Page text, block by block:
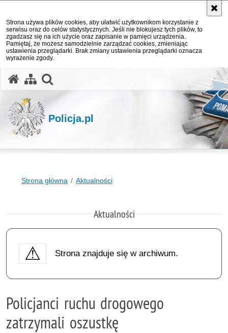
Strona używa plików cookies, aby ułatwić użytkownikom korzystanie z
serwisu oraz do celów statystycznych. Jeśli nie blokujesz tych plików, to
zgadzasz się na ich użycie oraz zapisanie w pamięci urządzenia.
Pamiętaj, że możesz samodzielnie zarządzać cookies, zmieniając
ustawienia przeglądarki. Brak zmiany ustawienia przeglądarki oznacza
wyrażenie zgody.
Policja.pl
Strona główna Aktualności
Aktualności
Strona znajduje się w archiwum.
Policjanci ruchu drogowego
zatrzymali oszustkę